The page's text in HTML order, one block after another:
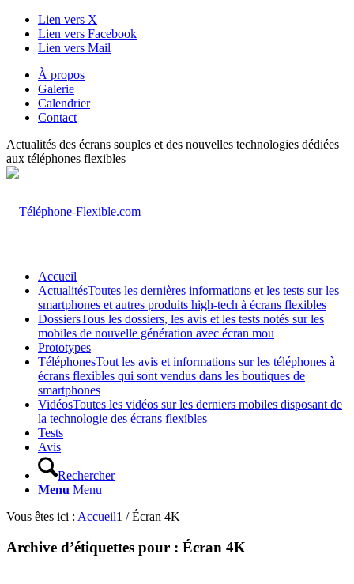
Lien vers X
Lien vers Facebook
Lien vers Mail
À propos
Galerie
Calendrier
Contact
Actualités des écrans souples et des nouvelles technologies dédiées
aux téléphones flexibles
Accueil
ActualitésToutes les dernières informations et les tests sur les
smartphones et autres produits high-tech à écrans flexibles
DossiersTous les dossiers, les avis et les tests notés sur les
mobiles de nouvelle génération avec écran mou
Prototypes
TéléphonesTout les avis et informations sur les téléphones à
écrans flexibles qui sont vendus dans les boutiques de
smartphones
VidéosToutes les vidéos sur les derniers mobiles disposant de
la technologie des écrans flexibles
Tests
Avis
Rechercher
Menu Menu
Vous êtes ici : Accueil1 / Écran 4K
Archive d’étiquettes pour : Écran 4K